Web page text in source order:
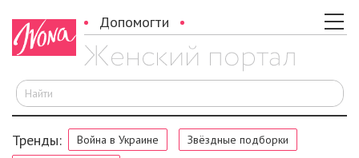
Допомогти
Тренды: Война в Украине
Звёздные подборки